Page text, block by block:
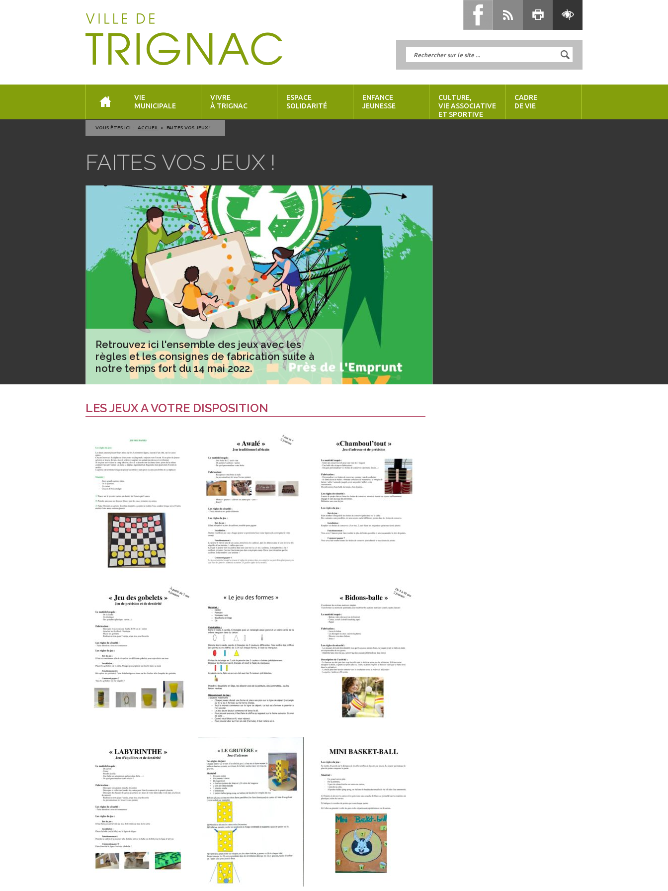
VIE
MUNICIPALE
VIVRE
À TRIGNAC
ESPACE
SOLIDARITÉ
ENFANCE
JEUNESSE
CULTURE,
VIE ASSOCIATIVE
ET SPORTIVE
CADRE
DE VIE
VOUS ÊTES ICI : ACCUEIL FAITES VOS JEUX !
FAITES VOS JEUX !
Retrouvez ici l'ensemble des jeux avec les
règles et les consignes de fabrication suite à
notre temps fort du 14 mai 2022.
LES JEUX A VOTRE DISPOSITION